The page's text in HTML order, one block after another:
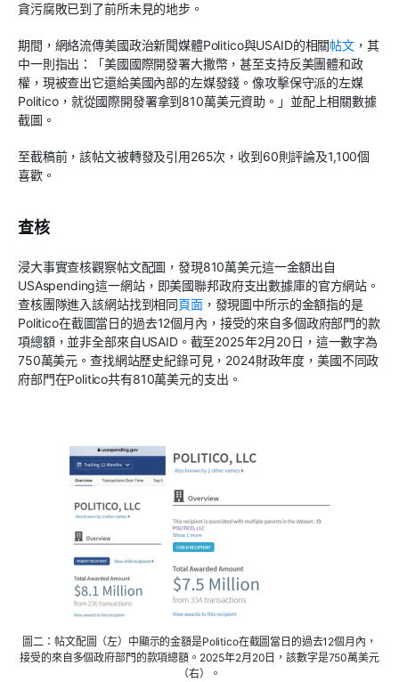
貪污腐敗已到了前所未見的地步。
期間，網絡流傳美國政治新聞媒體Politico與USAID的相關帖文，其
中一則指出：「美國國際開發署大撒幣，甚至支持反美團體和政
權，現被查出它還給美國內部的左媒發錢。像攻擊保守派的左媒
Politico，就從國際開發署拿到810萬美元資助。」並配上相關數據
截圖。
至截稿前，該帖文被轉發及引用265次，收到60則評論及1,100個
喜歡。
查核
浸大事實查核觀察帖文配圖，發現810萬美元這一金額出自
USAspending這一網站，即美國聯邦政府支出數據庫的官方網站。
查核團隊進入該網站找到相同頁面，發現圖中所示的金額指的是
Politico在截圖當日的過去12個月內，接受的來自多個政府部門的款
項總額，並非全部來自USAID。截至2025年2月20日，這一數字為
750萬美元。查找網站歷史紀錄可見，2024財政年度，美國不同政
府部門在Politico共有810萬美元的支出。
圖二：帖文配圖（左）中顯示的金額是Politico在截圖當日的過去12個月內，
接受的來自多個政府部門的款項總額。2025年2月20日，該數字是750萬美元
（右）。